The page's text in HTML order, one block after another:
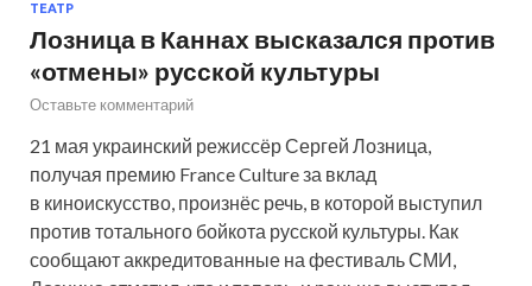
ТЕАТР
Лозница в Каннах высказался против
«отмены» русской культуры
Оставьте комментарий
21 мая украинский режиссёр Сергей Лозница,
получая премию France Culture за вклад
в киноискусство, произнёс речь, в которой выступил
против тотального бойкота русской культуры. Как
сообщают аккредитованные на фестиваль СМИ,